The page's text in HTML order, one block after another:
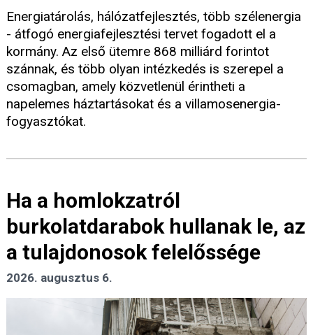
Energiatárolás, hálózatfejlesztés, több szélenergia
- átfogó energiafejlesztési tervet fogadott el a
kormány. Az első ütemre 868 milliárd forintot
szánnak, és több olyan intézkedés is szerepel a
csomagban, amely közvetlenül érintheti a
napelemes háztartásokat és a villamosenergia-
fogyasztókat.
Ha a homlokzatról
burkolatdarabok hullanak le, az
a tulajdonosok felelőssége
2026. augusztus 6.